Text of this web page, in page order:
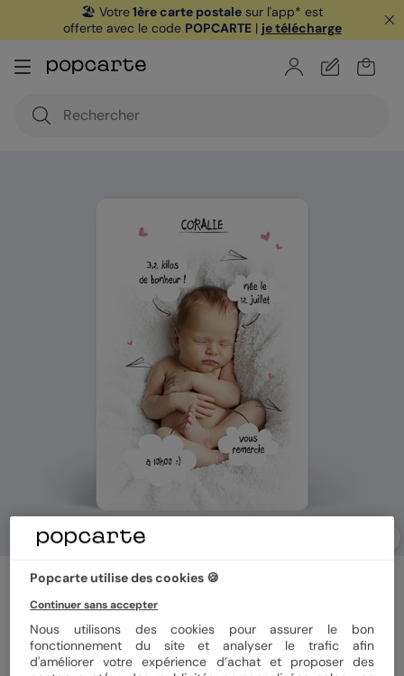
🏖️ Votre1ère carte postale sur l'app* est
offerte avec le code POPCARTE| je télécharge
Carte remerciement naissance
Ciel rose
5(
Couleur
Popcarte utilise des cookies 🍪
Continuer sans accepter
Nous utilisons des cookies pour assurer le bon
fonctionnement du site et analyser le trafic afin
d'améliorer votre expérience d’achat et proposer des